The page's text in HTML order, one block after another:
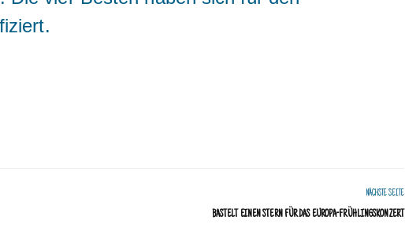
NÄCHSTE SEITE
BASTELT EINEN STERN FÜR DAS EUROPA-FRÜHLINGSKONZERT